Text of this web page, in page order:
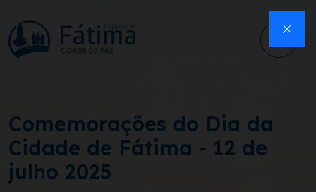
Comemorações do Dia da
Cidade de Fátima - 12 de
julho 2025